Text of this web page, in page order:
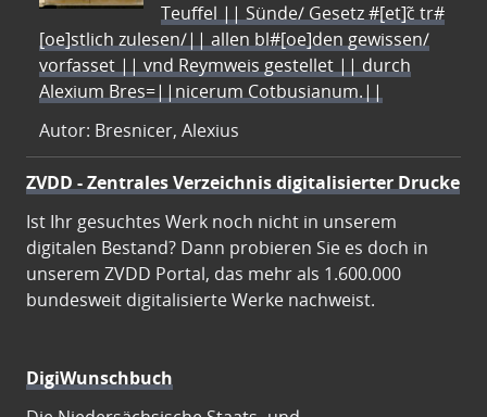
Teuffel || Sünde/ Gesetz #[et]c̃ tr#
[oe]stlich zulesen/|| allen bl#[oe]den gewissen/
vorfasset || vnd Reymweis gestellet || durch
Alexium Bres=||nicerum Cotbusianum.||
Autor: Bresnicer, Alexius
ZVDD - Zentrales Verzeichnis digitalisierter Drucke
Ist Ihr gesuchtes Werk noch nicht in unserem
digitalen Bestand? Dann probieren Sie es doch in
unserem ZVDD Portal, das mehr als 1.600.000
bundesweit digitalisierte Werke nachweist.
DigiWunschbuch